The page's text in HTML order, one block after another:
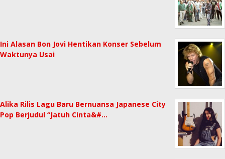
Ini Alasan Bon Jovi Hentikan Konser Sebelum
Waktunya Usai
Alika Rilis Lagu Baru Bernuansa Japanese City
Pop Berjudul “Jatuh Cinta&#…